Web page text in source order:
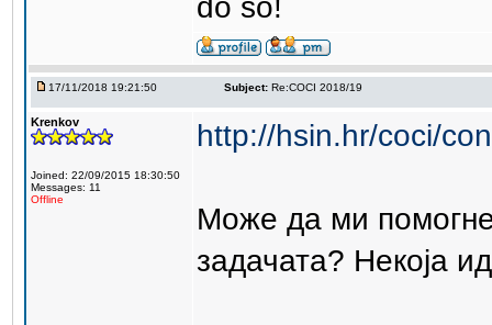
do so!
17/11/2018 19:21:50 Subject: Re:COCI 2018/19
Krenkov
Joined: 22/09/2015 18:30:50
Messages: 11
Offline
http://hsin.hr/coci/
Може да ми
задачата? Некоја